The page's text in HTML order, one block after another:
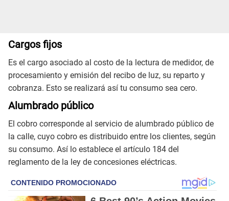
Cargos fijos
Es el cargo asociado al costo de la lectura de medidor, de
procesamiento y emisión del recibo de luz, su reparto y
cobranza. Esto se realizará así tu consumo sea cero.
Alumbrado público
El cobro corresponde al servicio de alumbrado público de
la calle, cuyo cobro es distribuido entre los clientes, según
su consumo. Así lo establece el artículo 184 del
reglamento de la ley de concesiones eléctricas.